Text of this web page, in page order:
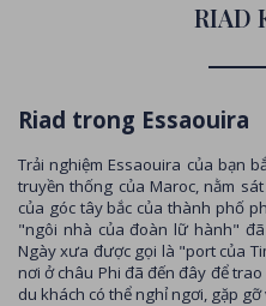
RIAD
Riad trong Essaouira
Trải nghiệm Essaouira của bạn
truyền thống của Maroc, nằm
của góc tây bắc của thành phố
"ngôi nhà của đoàn lữ hành"
Ngày xưa được gọi là "port của
nơi ở châu Phi đã đến đây để
du khách có thể nghỉ ngơi, gặp gỡ